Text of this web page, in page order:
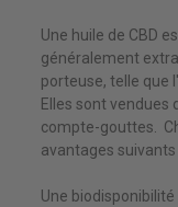
Une huile de CBD
généralement
porteuse, telle que l'
Elles sont vendues
compte-gouttes.
avantages
Une